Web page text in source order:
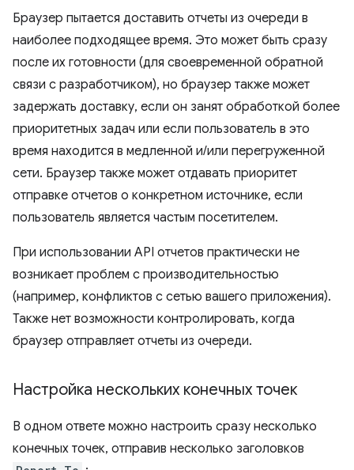
Браузер пытается доставить отчеты из очереди в
наиболее подходящее время. Это может быть сразу
после их готовности (для своевременной обратной
связи с разработчиком), но браузер также может
задержать доставку, если он занят обработкой более
приоритетных задач или если пользователь в это
время находится в медленной и/или перегруженной
сети. Браузер также может отдавать приоритет
отправке отчетов о конкретном источнике, если
пользователь является частым посетителем.
При использовании API отчетов практически не
возникает проблем с производительностью
(например, конфликтов с сетью вашего приложения).
Также нет возможности контролировать, когда
браузер отправляет отчеты из очереди.
Настройка нескольких конечных точек
В одном ответе можно настроить сразу несколько
конечных точек, отправив несколько заголовков